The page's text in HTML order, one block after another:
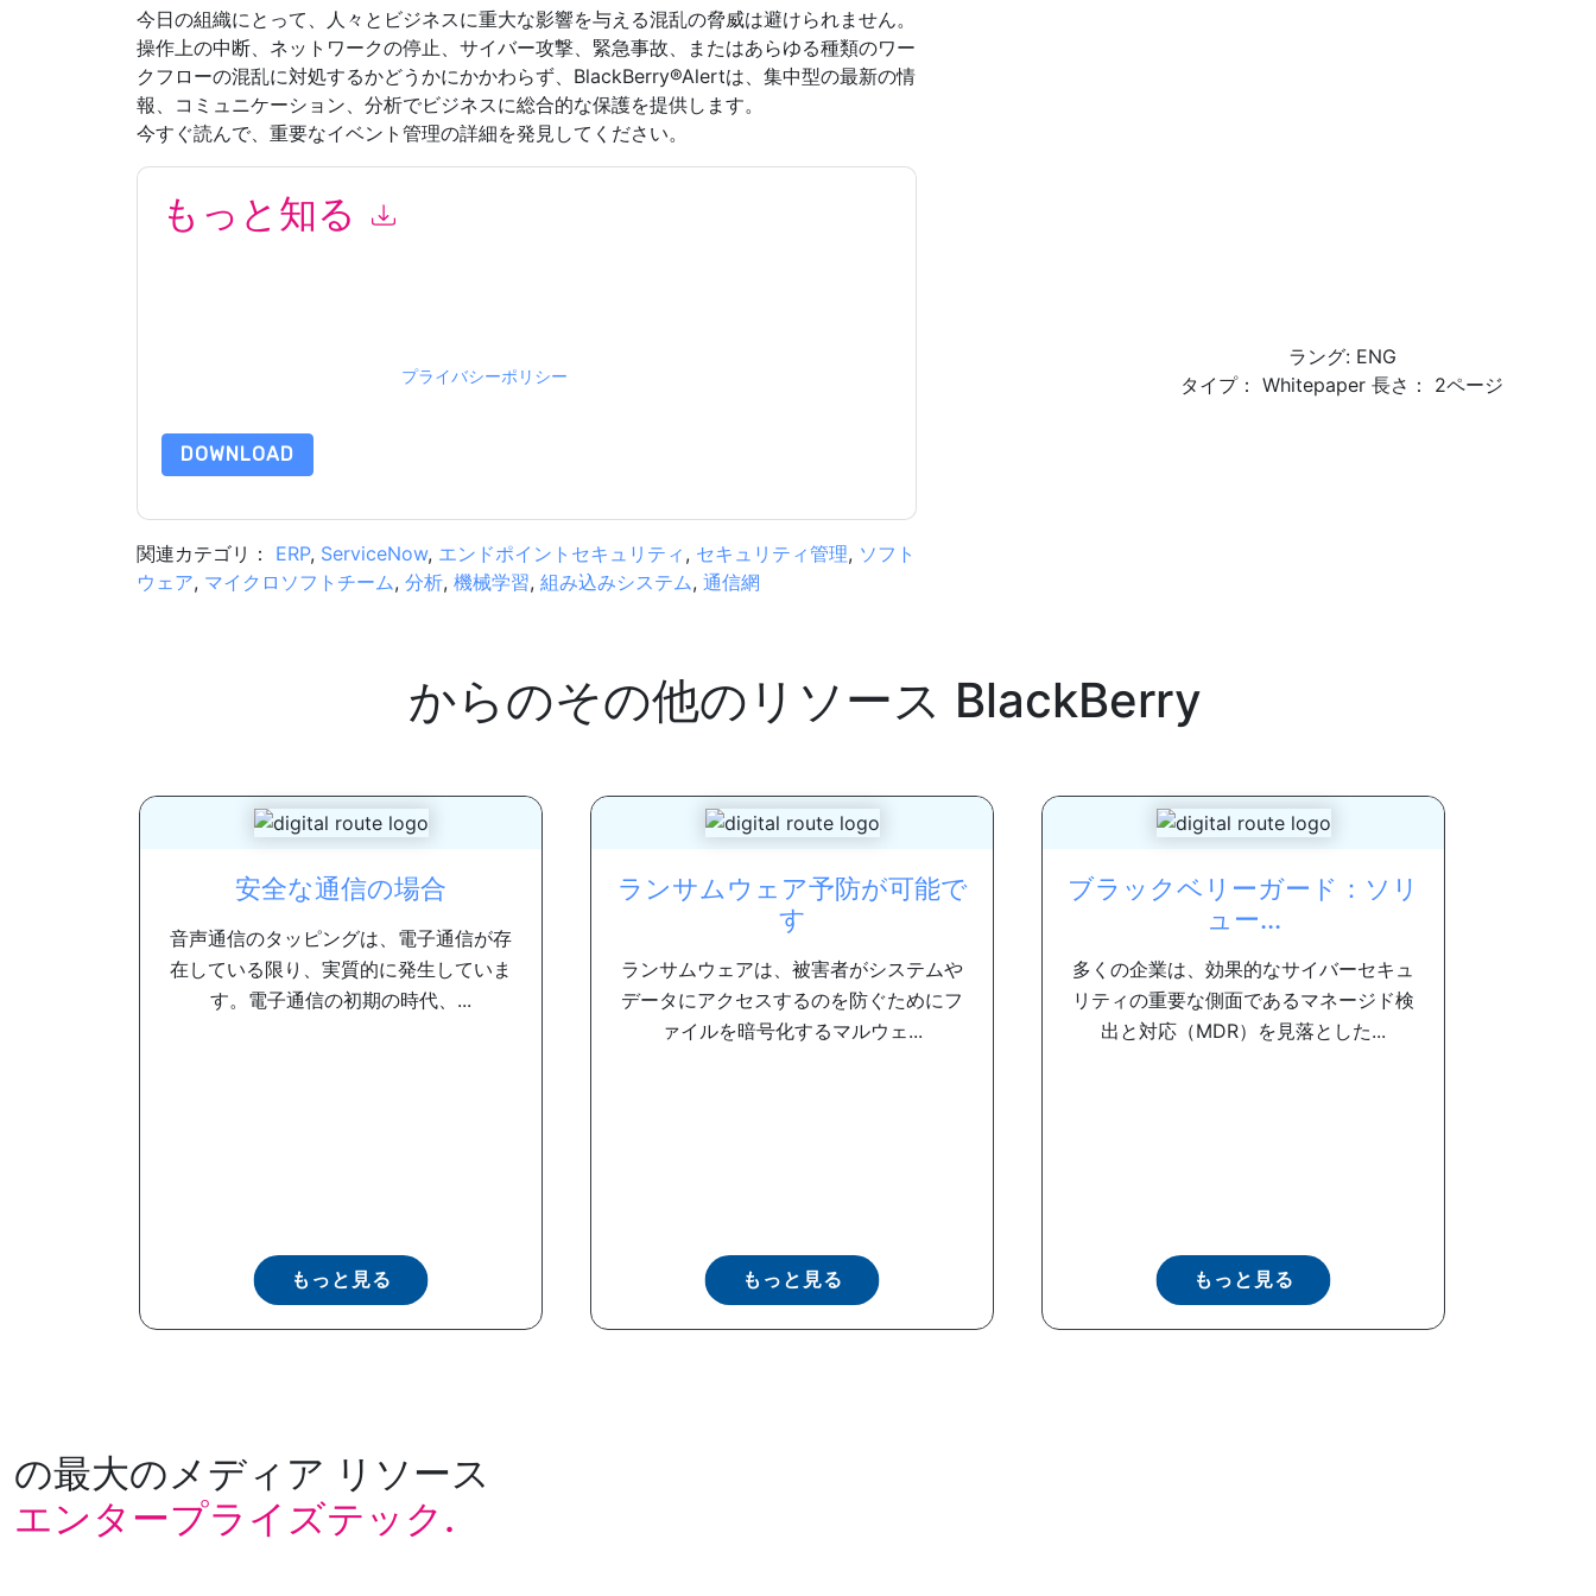
今日の組織にとって、人々とビジネスに重大な影響を与える混乱の脅威は避けられません。
操作上の中断、ネットワークの停止、サイバー攻撃、緊急事故、またはあらゆる種類のワー
クフローの混乱に対処するかどうかにかかわらず、BlackBerry®Alertは、集中型の最新の情
報、コミュニケーション、分析でビジネスに総合的な保護を提供します。
今すぐ読んで、重要なイベント管理の詳細を発見してください。
もっと知る
プライバシーポリシー
DOWNLOAD
関連カテゴリ： ERP, ServiceNow, エンドポイントセキュリティ , セキュリティ管理, ソフト
ウェア, マイクロソフトチーム, 分析, 機械学習, 組み込みシステム, 通信網
ラング: ENG
タイプ： Whitepaper 長さ： 2ページ
からのその他のリソース BlackBerry
安全な通信の場合
音声通信のタッピングは、電子通信が存
在している限り、実質的に発生していま
す。電子通信の初期の時代、...
もっと見る
ランサムウェア予防が可能で
す
ランサムウェアは、被害者がシステムや
データにアクセスするのを防ぐためにフ
ァイルを暗号化するマルウェ...
もっと見る
ブラックベリーガード：ソリ
ュー...
多くの企業は、効果的なサイバーセキュ
リティの重要な側面であるマネージド検
出と対応（MDR）を見落とした...
もっと見る
の最大のメディア リソース
エンタープライズテック.